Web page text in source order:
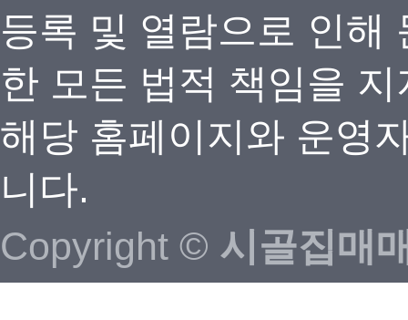
등록 및 열람으로 인해
한 모든 법적 책임을
해당 홈페이지와 운영
니다.
Copyright © 시골집매